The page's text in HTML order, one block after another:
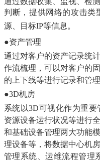
判断，提供网络的攻击类
源、目标IP等信息。
●资产管理
通过对客户的资产记录统
作流梳理，可以对客户的
的上下线等进行记录和管
●3D机房
系统以3D可视化作为重要
资源设备运行状况等进行
和基础设备管理两大功能
理设备等，将数据中心机
管理系统、运维流程管理